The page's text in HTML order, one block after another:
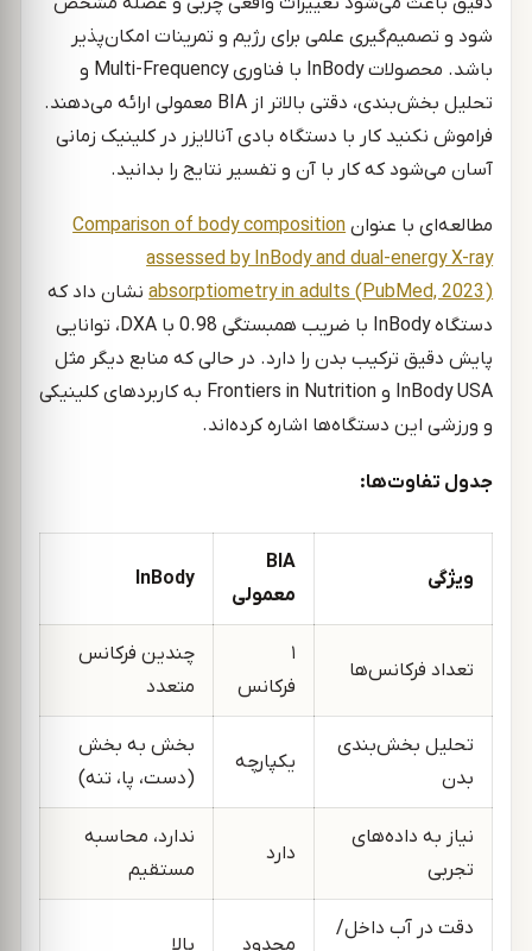
شود و تصمیم‌گیری علمی برای رژیم و تمرینات امکان‌پذیر
باشد. محصولات InBody با فناوری Multi-Frequency و
تحلیل بخش‌بندی، دقتی بالاتر از BIA معمولی ارائه می‌دهند.
فراموش نکنید کار با دستگاه بادی آنالایزر در کلینیک زمانی
آسان می‌شود که کار با آن و تفسیر نتایج را بدانید.
مطالعه‌ای با عنوانComparison of body composition
assessed by InBody and dual-energy X-ray
absorptiometry in adults (PubMed, 2023)نشان داد که
دستگاه InBody با ضریب همبستگی 0.98 با DXA، توانایی
پایش دقیق ترکیب بدن را دارد. در حالی که منابع دیگر مثل
InBody USA و Frontiers in Nutrition به کاربردهای کلینیکی
و ورزشی این دستگاه‌ها اشاره کرده‌اند.
جدول تفاوت‌ها:
ویژگی
BIA
معمولی
InBody
تعداد فرکانس‌ها
۱
فرکانس
چندین فرکانس
متعدد
تحلیل بخش‌بندی
بدن
یکپارچه
بخش به بخش
(دست، پا، تنه)
نیاز به داده‌های
تجربی
دارد
ندارد، محاسبه
مستقیم
دقت در آب داخل/
محدود بالا